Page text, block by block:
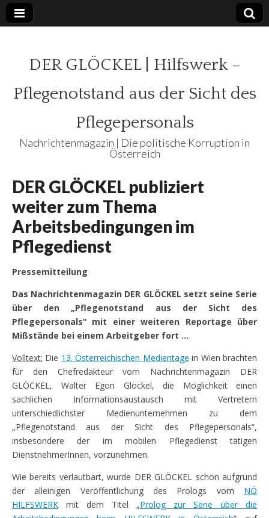
DER GLÖCKEL | Hilfswerk –
Pflegenotstand aus der Sicht des
Pflegepersonals
Nachrichtenmagazin | Die politische Korruption in
Österreich
DER GLÖCKEL publiziert
weiter zum Thema
Arbeitsbedingungen im
Pflegedienst
Pressemitteilung
Das Nachrichtenmagazin DER GLÖCKEL setzt seine Serie
über den „Pflegenotstand aus der Sicht des
Pflegepersonals“ mit einer weiteren Reportage über
Mißstände bei einem Arbeitgeber fort …
Volltext: Die 13. Österreichischen Medientage in Wien brachten
für den Chefredakteur vom Nachrichtenmagazin DER
GLÖCKEL, Walter Egon Glöckel, die Möglichkeit einen
sachlichen Informationsaustausch mit Vertretern
unterschiedlichster Medienunternehmen zu dem
„Pflegenotstand aus der Sicht des Pflegepersonals“,
insbesondere der im mobilen Pflegedienst tätigen
DienstnehmerInnen, vorzunehmen.
Wie bereits verlautbart, wurde DER GLÖCKEL schon aufgrund
der alleinigen Veröffentlichung des Prologs vom NÖ
HILFSWERK mit dem Titel „Prolog zur Serie über die